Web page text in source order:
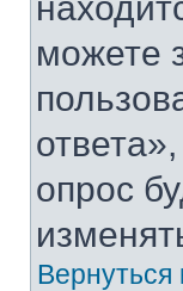
можете
опрос
Вернуться